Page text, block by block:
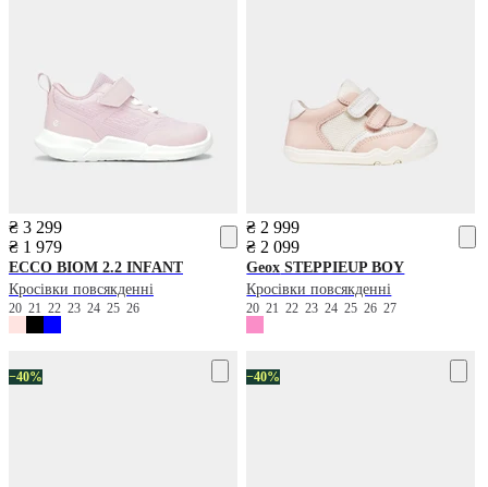
₴ 3 299
₴ 1 979
ECCO BIOM 2.2 INFANT
Кросівки повсякденні
20 21 22 23 24 25 26
₴ 2 999
₴ 2 099
Geox STEPPIEUP BOY
Кросівки повсякденні
2021222324252627
−40% −40%